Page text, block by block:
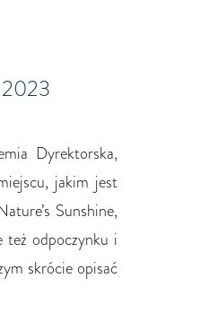
2023
Dyrektorska,
jakim jest
Sunshine,
też odpoczynku i
skrócie opisać